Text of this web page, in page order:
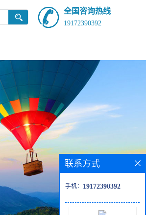
全国咨询热线
19172390392
联系方式
手机： 19172390392